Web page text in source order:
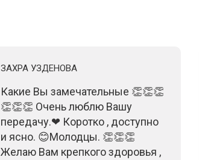
ЗАХРА УЗДЕНОВА
Какие Вы замечательные 👏👏👏
👏👏👏 Очень люблю Вашу
передачу.❤ Коротко , доступно
и ясно. 😊Молодцы. 👏👏👏
Желаю Вам крепкого здоровья ,